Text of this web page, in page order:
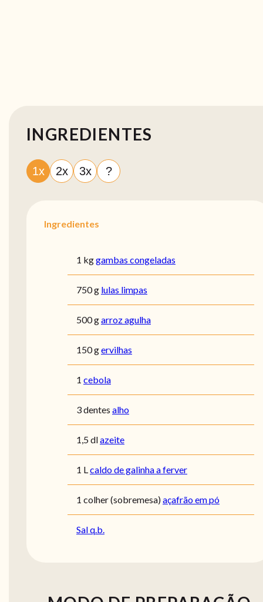
INGREDIENTES
1x 2x 3x ?
Ingredientes
1 kggambas congeladas
750 g lulas limpas
500 garroz agulha
150 gervilhas
1 cebola
3 dentes alho
1,5 dlazeite
1 Lcaldo de galinha a ferver
1 colher (sobremesa)açafrão em pó
Sal q.b.